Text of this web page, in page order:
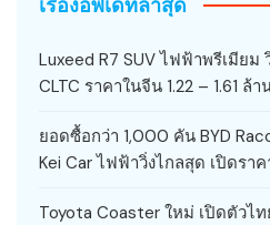
เรื่องอัพเดทล่าสุด
Luxeed R7 SUV ไฟฟ้าพรีเมียม
CLTC ราคาในจีน 1.22 – 1.61 ล้
ยอดซื้อกว่า 1,000 คัน BYD
Kei Car ไฟฟ้าวิ่งไกลสุด เปิดร
Toyota Coaster ใหม่ เปิดตัวไ